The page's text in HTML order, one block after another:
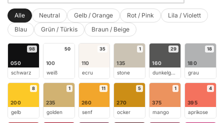
Alle Neutral Gelb / Orange Rot / Pink
Lila / Violett
Blau
Grün / Türkis Braun / Beige
050
98
schwarz
100
50
weiß
110
35
ecru
135
1
stone
160
29
dunkelgrau
180
18
grau
200
8
gelb
235
1
golden
260
11
senf
270
5
ocker
375
1
mango
395
4
aprikose